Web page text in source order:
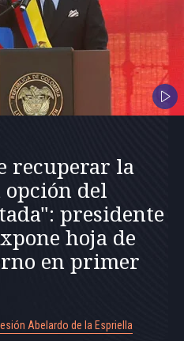
recuperar la
del
presidente
hoja de
en primer
Abelardo de la Espriella